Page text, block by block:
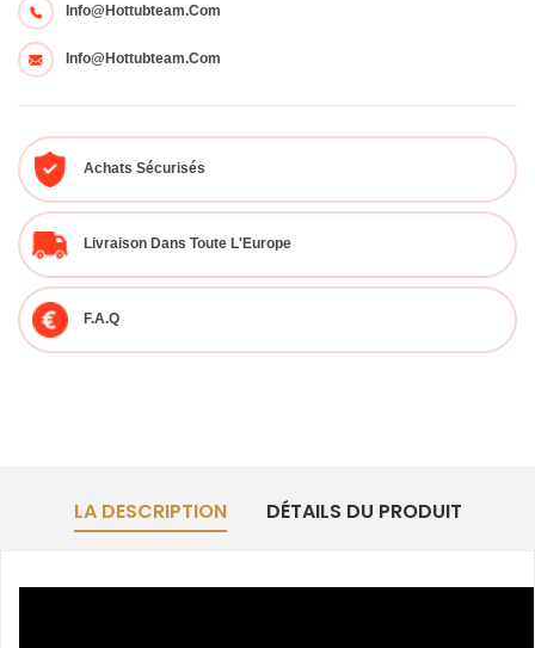
Info@hottubteam.com
Info@hottubteam.com
Achats Sécurisés
Livraison Dans Toute L'Europe
F.A.Q
LA DESCRIPTION DÉTAILS DU PRODUIT